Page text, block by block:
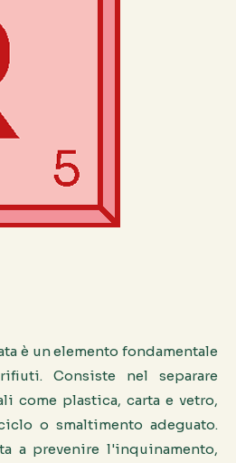
è un elemento fondamentale
Consiste nel separare
come plastica, carta e vetro,
o smaltimento adeguato.
a prevenire l'inquinamento,